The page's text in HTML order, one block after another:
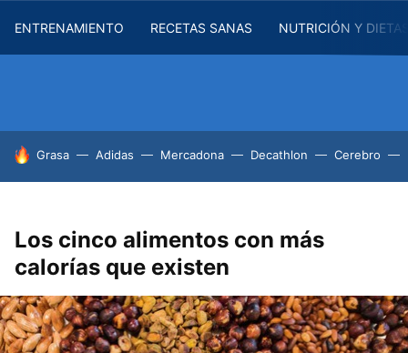
ENTRENAMIENTO RECETAS SANAS NUTRICIÓN Y
HOY SE HABLA DE
Grasa Adidas Mercadona Decathlon Cerebro
Los cinco alimentos con más
calorías que existen